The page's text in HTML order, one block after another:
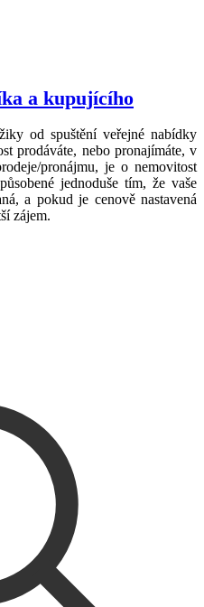
a kupujícího
od spuštění veřejné nabídky
prodáváte, nebo pronajímáte, v
pronájmu, je o nemovitost
jednoduše tím, že vaše
a pokud je cenově nastavená
zájem.